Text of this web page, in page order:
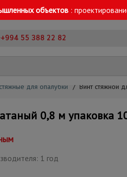
объектов :
+994 55 388 22 82
для опалубки / Винт стяжной
0,8 м упаковка
1 год